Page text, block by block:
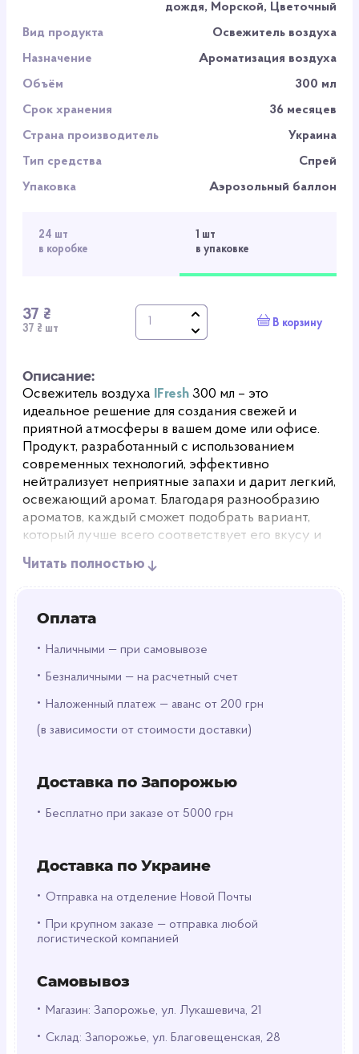
дождя, Морской, Цветочный
Вид продукта
Освежитель воздуха
Назначение
Ароматизация воздуха
Объём
300 мл
Срок хранения
36 месяцев
Страна производитель
Украина
Тип средства
Спрей
Упаковка
Аэрозольный баллон
24 шт
в коробке
1 шт
в упаковке
37 ₴
37 ₴ шт В корзину
Оплата
• Наличными — при самовывозе
• Безналичными — на расчетный счет
• Наложенный платеж — аванс от 200 грн
(в зависимости от стоимости доставки)
Доставка по Запорожью
• Бесплатно при заказе от 5000 грн
Доставка по Украине
• Отправка на отделение Новой Почты
•
При крупном заказе — отправка любой
логистической компанией
Самовывоз
• Магазин: Запорожье, ул. Лукашевича, 21
• Склад: Запорожье, ул. Благовещенская, 28
Описание:
Освежитель воздуха IFresh 300 мл – это
идеальное решение для создания свежей и
приятной атмосферы в вашем доме или офисе.
Продукт, разработанный с использованием
современных технологий, эффективно
нейтрализует неприятные запахи и дарит легкий,
освежающий аромат. Благодаря разнообразию
ароматов, каждый сможет подобрать вариант,
который лучше всего соответствует его вкусу и
настроению.
IFreshпредлагает разнообразие ароматов,
которые смогут удовлетворить любые
предпочтения. Любители цитрусовых смогут
наслаждаться яркими нотами свежих фруктов,
которые моментально поднимут настроение и
создадут ощущение бодрости. Аромат
Фруктовыйпридаст помещению сладкую, но
свежесть, ароматПосле дождяподарит
находитесь на природе сразу после ливня.
ощущением прохлады и свободы. Если же вы
предпочитаете более нежные и романтичные
цветочные ароматы
атмосферу легкости и изысканности в любом
помещении.
Устранение неприятных запахов
Одним из ключевых преимуществ освежителя
воздухаIFreshявляется его способность
Читать полностью